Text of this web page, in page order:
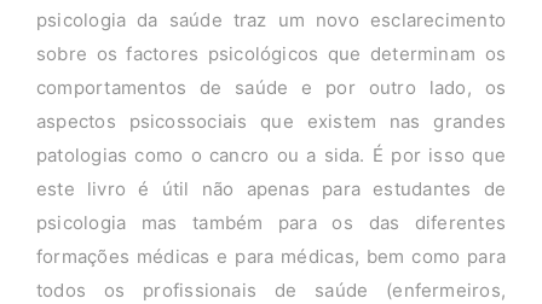
psicologia da saúde traz um novo esclarecimento
sobre os factores psicológicos que determinam os
comportamentos de saúde e por outro lado, os
aspectos psicossociais que existem nas grandes
patologias como o cancro ou a sida. É por isso que
este livro é útil não apenas para estudantes de
psicologia mas também para os das diferentes
formações médicas e para médicas, bem como para
todos os profissionais de saúde (enfermeiros,